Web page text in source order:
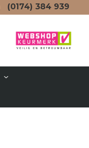
(0174) 384 939